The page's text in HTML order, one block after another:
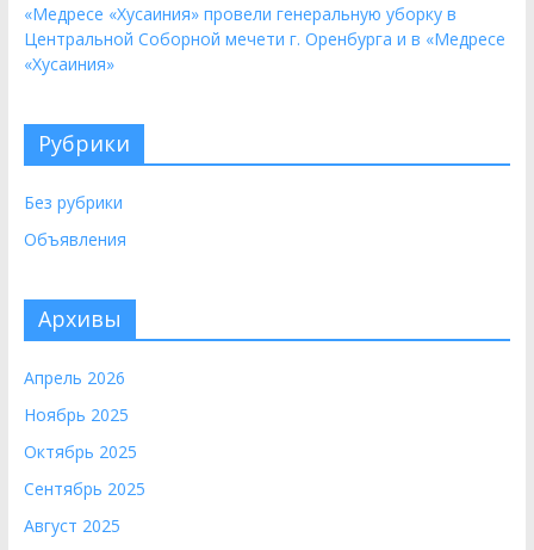
«Медресе «Хусаиния» провели генеральную уборку в
Центральной Соборной мечети г. Оренбурга и в «Медресе
«Хусаиния»
Рубрики
Без рубрики
Объявления
Архивы
Апрель 2026
Ноябрь 2025
Октябрь 2025
Сентябрь 2025
Август 2025